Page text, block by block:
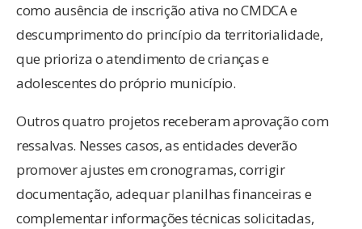
como ausência de inscrição ativa no CMDCA e
descumprimento do princípio da territorialidade,
que prioriza o atendimento de crianças e
adolescentes do próprio município.
Outros quatro projetos receberam aprovação com
ressalvas. Nesses casos, as entidades deverão
promover ajustes em cronogramas, corrigir
documentação, adequar planilhas financeiras e
complementar informações técnicas solicitadas,